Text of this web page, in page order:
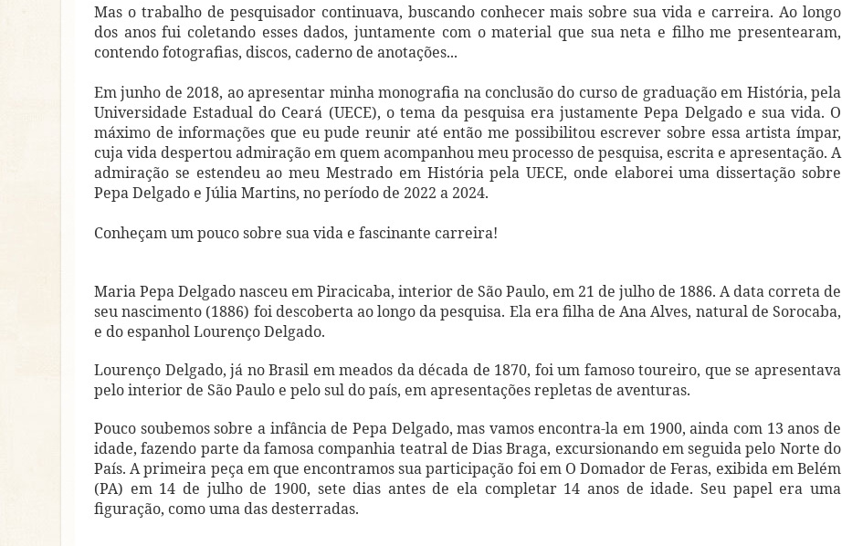
Mas o trabalho de pesquisador continuava, buscando conhecer mais sobre sua vida e carreira. Ao longo
dos anos fui coletando esses dados, juntamente com o material que sua neta e filho me presentearam,
contendo fotografias, discos, caderno de anotações...
Em junho de 2018, ao apresentar minha monografia na conclusão do curso de graduação em História, pela
Universidade Estadual do Ceará (UECE), o tema da pesquisa era justamente Pepa Delgado e sua vida. O
máximo de informações que eu pude reunir até então me possibilitou escrever sobre essa artista ímpar,
cuja vida despertou admiração em quem acompanhou meu processo de pesquisa, escrita e apresentação. A
admiração se estendeu ao meu Mestrado em História pela UECE, onde elaborei uma dissertação sobre
Pepa Delgado e Júlia Martins, no período de 2022 a 2024.
Conheçam um pouco sobre sua vida e fascinante carreira!
Maria Pepa Delgado nasceu em Piracicaba, interior de São Paulo, em 21 de julho de 1886. A data correta de
seu nascimento (1886) foi descoberta ao longo da pesquisa. Ela era filha de Ana Alves, natural de Sorocaba,
e do espanhol Lourenço Delgado.
Lourenço Delgado, já no Brasil em meados da década de 1870, foi um famoso toureiro, que se apresentava
pelo interior de São Paulo e pelo sul do país, em apresentações repletas de aventuras.
Pouco soubemos sobre a infância de Pepa Delgado, mas vamos encontra-la em 1900, ainda com 13 anos de
idade, fazendo parte da famosa companhia teatral de Dias Braga, excursionando em seguida pelo Norte do
País. A primeira peça em que encontramos sua participação foi em O Domador de Feras, exibida em Belém
(PA) em 14 de julho de 1900, sete dias antes de ela completar 14 anos de idade. Seu papel era uma
figuração, como uma das desterradas.